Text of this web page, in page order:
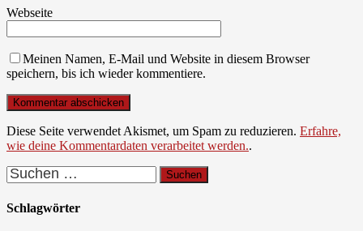
Webseite
Meinen Namen, E-Mail und Website in diesem Browser
speichern, bis ich wieder kommentiere.
Diese Seite verwendet Akismet, um Spam zu reduzieren. Erfahre,
wie deine Kommentardaten verarbeitet werden..
Suchen
nach:
Schlagwörter